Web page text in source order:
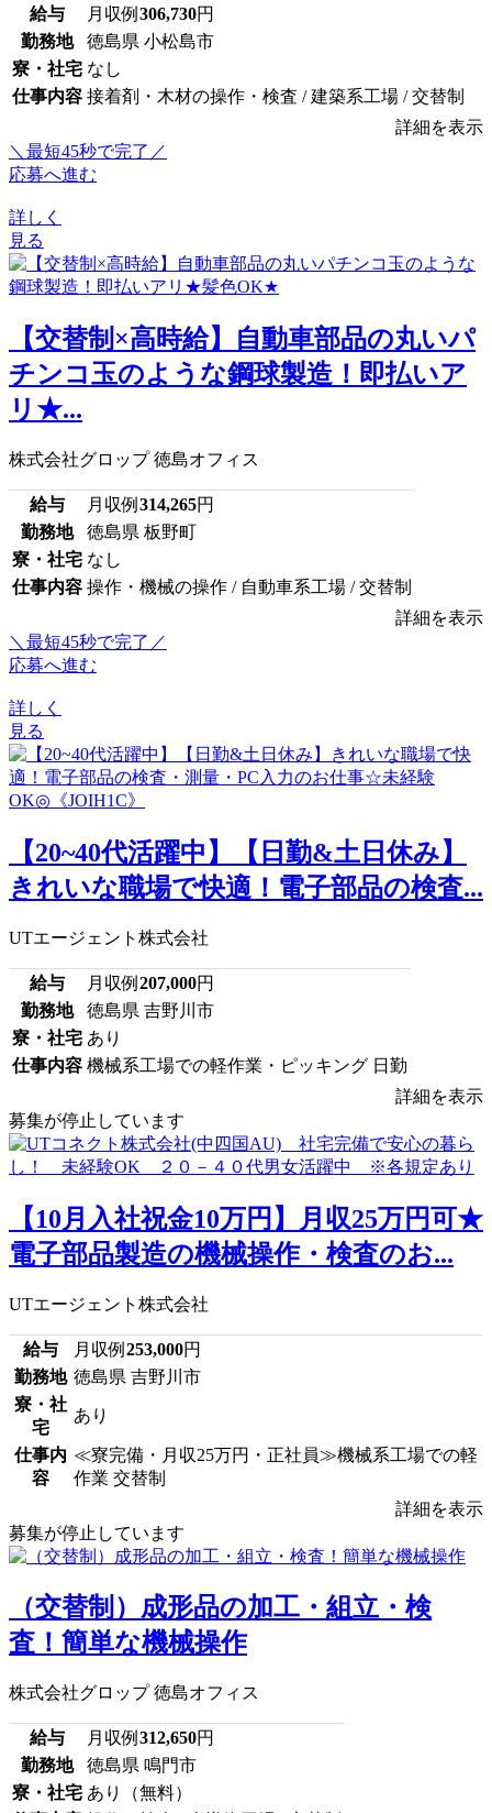
給与 月収例 306,730円
勤務地
徳島県 小松島市
寮・社宅 なし
仕事内容 接着剤・木材の操作・検査 / 建築系工場 / 交替制
詳細を表示
＼最短45秒で完了／
応募へ進む
詳しく
見る
【交替制×高時給】自動車部品の丸いパ
チンコ玉のような鋼球製造！即払いア
リ★...
株式会社グロップ 徳島オフィス
給与 月収例 314,265円
勤務地
徳島県 板野町
寮・社宅 なし
仕事内容 操作・機械の操作 / 自動車系工場 / 交替制
詳細を表示
＼最短45秒で完了／
応募へ進む
詳しく
見る
【20~40代活躍中】【日勤&土日休み】
きれいな職場で快適！電子部品の検査...
UTエージェント株式会社
給与 月収例 207,000円
勤務地
徳島県 吉野川市
寮・社宅 あり
仕事内容 機械系工場での軽作業・ピッキング 日勤
詳細を表示
募集が停止しています
【10月入社祝金10万円】月収25万円可★
電子部品製造の機械操作・検査のお...
UTエージェント株式会社
給与 月収例 253,000円
勤務地 徳島県 吉野川市
寮・社
宅
あり
仕事内
容
≪寮完備・月収25万円・正社員≫機械系工場での軽
作業 交替制
詳細を表示
募集が停止しています
（交替制）成形品の加工・組立・検
査！簡単な機械操作
株式会社グロップ 徳島オフィス
給与 月収例 312,650円
勤務地
徳島県 鳴門市
寮・社宅 あり（無料）